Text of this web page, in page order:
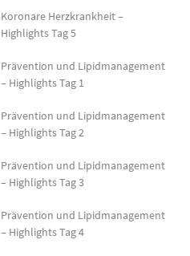
Koronare Herzkrankheit –
Highlights Tag 5
Prävention und Lipidmanagement
– Highlights Tag 1
Prävention und Lipidmanagement
– Highlights Tag 2
Prävention und Lipidmanagement
– Highlights Tag 3
Prävention und Lipidmanagement
– Highlights Tag 4